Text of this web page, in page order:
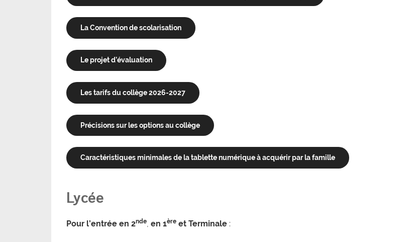
La Convention de scolarisation
Le projet d’évaluation
Les tarifs du collège 2026-2027
Précisions sur les options au collège
Caractéristiques minimales de la tablette numérique à acquérir par la famille
Lycée
Pour l’entrée en 2nde, en 1ère et Terminale :